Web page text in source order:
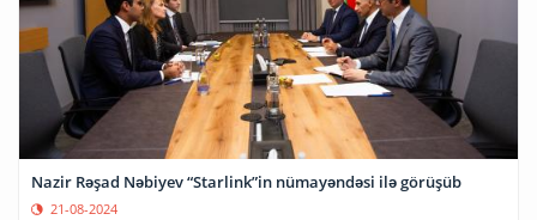
Nazir Rəşad Nəbiyev “Starlink”in nümayəndəsi ilə görüşüb
21-08-2024